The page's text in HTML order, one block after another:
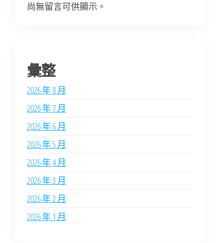
尚無留言可供顯示。
彙整
2026 年 8 月
2026 年 7 月
2026 年 6 月
2026 年 5 月
2026 年 4 月
2026 年 3 月
2026 年 2 月
2026 年 1 月